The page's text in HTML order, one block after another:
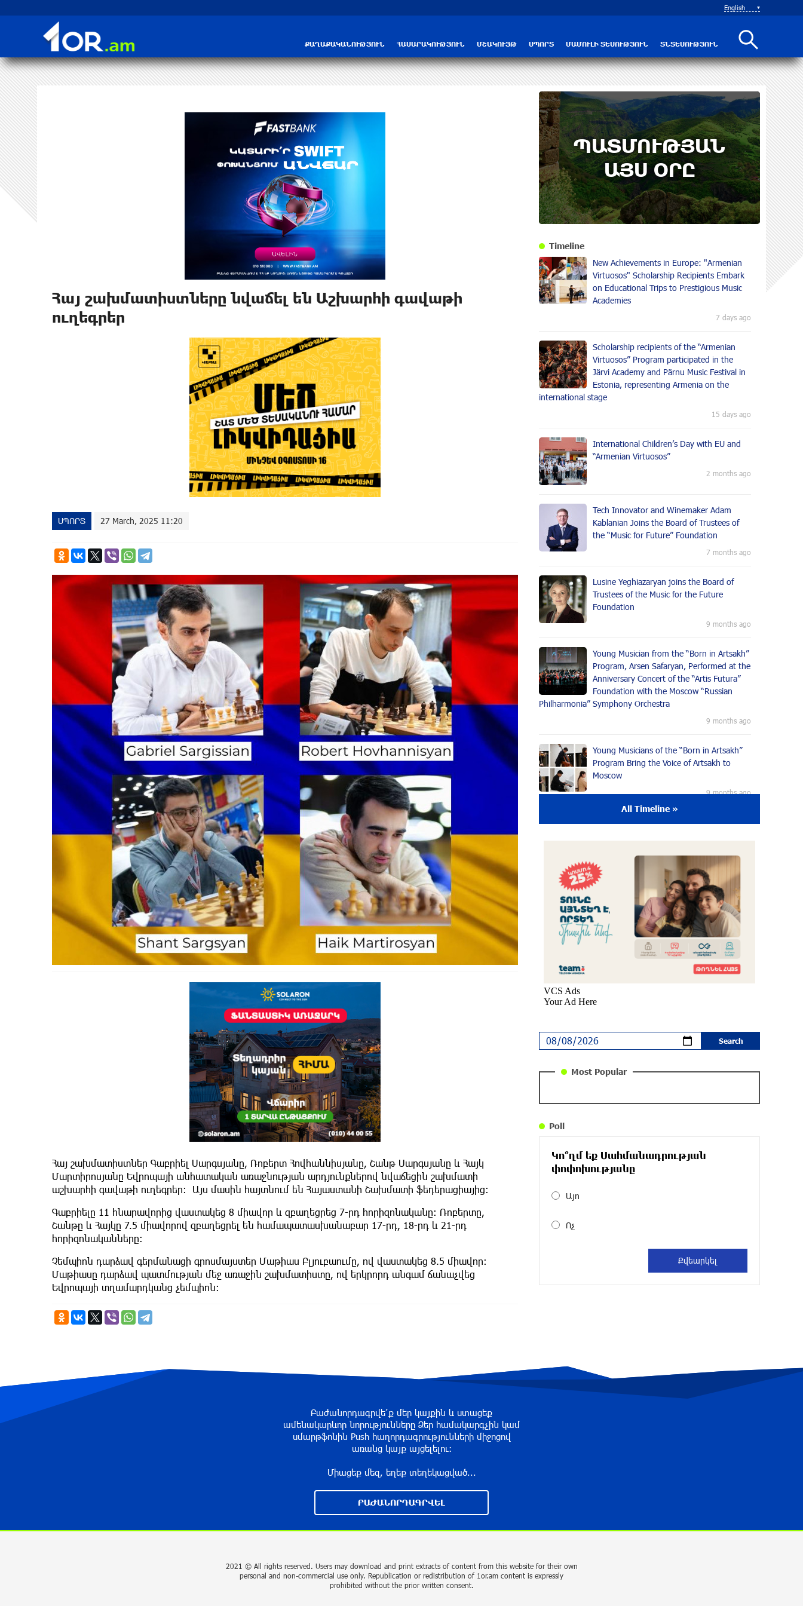
English
ՔԱՂԱՔԱԿԱՆՈՒԹՅՈՒՆ ՀԱՍԱՐԱԿՈՒԹՅՈՒՆ ՄՇԱԿՈՒՅԹ ՍՊՈՐՏ ՄԱՄՈՒԼԻ ՏԵՍՈՒԹՅՈՒՆ ՏՆՏԵՍՈՒԹՅՈՒՆ
Հայ շախմատիստները նվաճել են Աշխարհի գավաթի
ուղեգրեր
ՍՊՈՐՏ 27 March, 2025 11:20
Հայ շախմատիստներ Գաբրիել Սարգսյանը, Ռոբերտ Հովհաննիսյանը, Շանթ Սարգսյանը և Հայկ
Մարտիրոսյանը Եվրոպայի անհատական առաջնության արդյունքներով նվաճեցին շախմատի
աշխարհի գավաթի ուղեգրեր: Այս մասին հայտնում են Հայաստանի Շախմատի ֆեդերացիայից։
Գաբրիելը 11 հնարավորից վաստակեց 8 միավոր և զբաղեցրեց 7-րդ հորիզոնականը: Ռոբերտը,
Շանթը և Հայկը 7.5 միավորով զբաղեցրել են համապատասխանաբար 17-րդ, 18-րդ և 21-րդ
հորիզոնականները։
Չեմպիոն դարձավ գերմանացի գրոսմայստեր Մաթիաս Բլյուբաումը, ով վաստակեց 8.5 միավոր:
Մաթիասը դարձավ պատմության մեջ առաջին շախմատիստը, ով երկրորդ անգամ ճանաչվեց
Եվրոպայի տղամարդկանց չեմպիոն։
ՊԱՏՄՈՒԹՅԱՆ
ԱՅՍ ՕՐԸ
Timeline
New Achievements in Europe: "Armenian
Virtuosos" Scholarship Recipients Embark
on Educational Trips to Prestigious Music
Academies
7 days ago
Scholarship recipients of the “Armenian
Virtuosos” Program participated in the
Järvi Academy and Pärnu Music Festival in
Estonia, representing Armenia on the
international stage
15 days ago
International Children’s Day with EU and
“Armenian Virtuosos”
2 months ago
Tech Innovator and Winemaker Adam
Kablanian Joins the Board of Trustees of
the “Music for Future” Foundation
7 months ago
Lusine Yeghiazaryan joins the Board of
Trustees of the Music for the Future
Foundation
9 months ago
Young Musician from the “Born in Artsakh”
Program, Arsen Safaryan, Performed at the
Anniversary Concert of the “Artis Futura”
Foundation with the Moscow “Russian
Philharmonia” Symphony Orchestra
9 months ago
Young Musicians of the “Born in Artsakh”
Program Bring the Voice of Artsakh to
Moscow
9 months ago
The Sound of Artsakh in the USA
Educational Trip and First U.S. Concert of
the Music for Future Foundation’s Young
Musicians
10 months ago
Empowering the Next Generation of
Armenian Talents: “Music for Future”
DIALOG Organization - Partner of the
“Born in Artsakh” Program
“Past”: A Publicly Funded Concert for the
Privileged Few?
"Artsakh" Orchestra Concert
about a year ago
Andron Participates in the Tomorrow
Mobility World Congress 2024: Driving
Innovation in E-Mobility
All Timeline »
Most Popular
Poll
Կո՞ղմ եք Սահմանադրության
փոփոխությանը
Այո
Ոչ
Բաժանորդագրվե՛ք մեր կայքին և ստացեք
ամենակարևոր նորությունները Ձեր համակարգչին կամ
սմարթֆոնին Push հաղորդագրությունների միջոցով
առանց կայք այցելելու։
Միացեք մեզ, եղեք տեղեկացված...
ԲԱԺԱՆՈՐԴԱԳՐՎԵԼ
2021 © All rights reserved. Users may download and print extracts of content from this website for their own
personal and non-commercial use only. Republication or redistribution of 1or.am content is expressly
prohibited without the prior written consent.